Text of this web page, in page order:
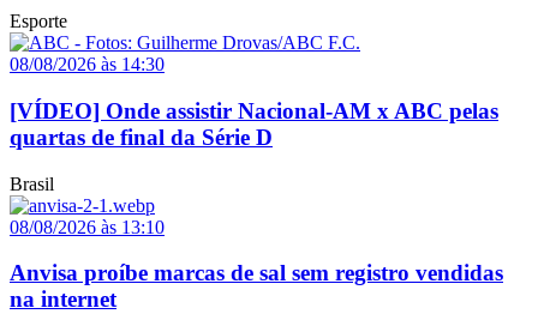
Esporte
08/08/2026 às 14:30
[VÍDEO] Onde assistir Nacional-AM x ABC pelas
quartas de final da Série D
Brasil
08/08/2026 às 13:10
Anvisa proíbe marcas de sal sem registro vendidas
na internet